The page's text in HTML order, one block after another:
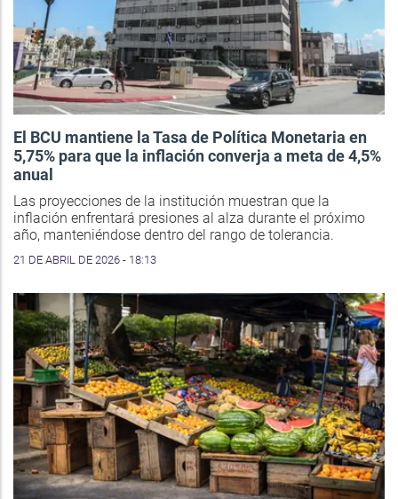
El BCU mantiene la Tasa de Política Monetaria en
5,75% para que la inflación converja a meta de 4,5%
anual
Las proyecciones de la institución muestran que la
inflación enfrentará presiones al alza durante el próximo
año, manteniéndose dentro del rango de tolerancia.
21 DE ABRIL DE 2026 - 18:13